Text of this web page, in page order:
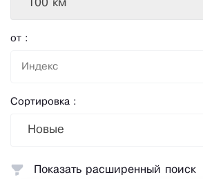
100 км
от :
Сортировка :
Новые
Показать расширенный поиск